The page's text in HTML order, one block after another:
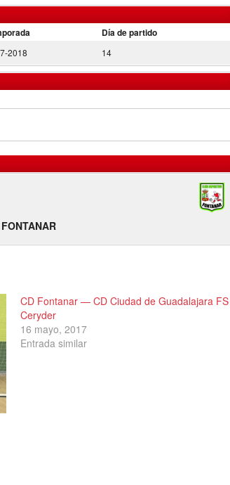
Día de partido
2018 14
CD Fontanar — CD Ciudad de Guadalajara FS
Ceryder
16 mayo, 2017
Entrada similar